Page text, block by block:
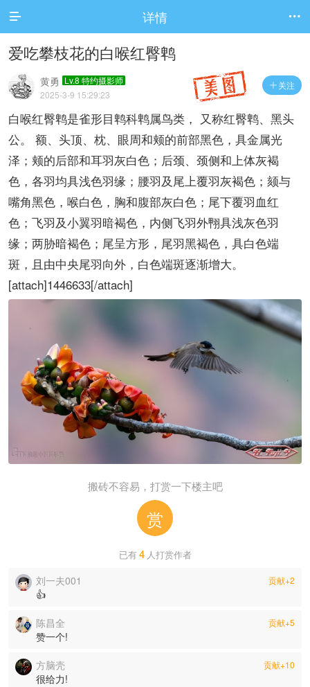
 详情 
爱吃攀枝花的白喉红臀鹎
 关注
黄勇 Lv.8 特约摄影师
2025-3-9 15:29:23
白喉红臀鹎是雀形目鹎科鹎属鸟类， 又称红臀鹎、黑头
公。 额、头顶、枕、眼周和颊的前部黑色，具金属光
泽；颊的后部和耳羽灰白色；后颈、颈侧和上体灰褐
色，各羽均具浅色羽缘；腰羽及尾上覆羽灰褐色；颏与
嘴角黑色，喉白色，胸和腹部灰白色；尾下覆羽血红
色；飞羽及小翼羽暗褐色，内侧飞羽外翈具浅灰色羽
缘；两胁暗褐色；尾呈方形，尾羽黑褐色，具白色端
斑，且由中央尾羽向外，白色端斑逐渐增大。
[attach]1446633[/attach]
搬砖不容易，打赏一下楼主吧
赏
已有4 人打赏作者
贡献+2
刘一夫001
👍
贡献+5
陈昌全
赞一个!
贡献+10
方脑壳
很给力!